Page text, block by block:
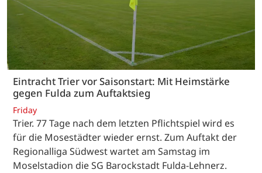
Eintracht Trier vor Saisonstart: Mit Heimstärke
gegen Fulda zum Auftaktsieg
Friday
Trier. 77 Tage nach dem letzten Pflichtspiel wird es
für die Mosestädter wieder ernst. Zum Auftakt der
Regionalliga Südwest wartet am Samstag im
Moselstadion die SG Barockstadt Fulda-Lehnerz.